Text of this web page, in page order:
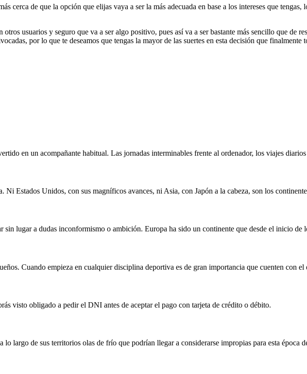
cerca de que la opción que elijas vaya a ser la más adecuada en base a los intereses que tengas,
usuarios y seguro que va a ser algo positivo, pues así va a ser bastante más sencillo que de
por lo que te deseamos que tengas la mayor de las suertes en esta decisión que
en un acompañante habitual. Las jornadas interminables frente al ordenador, los viajes
Estados Unidos, con sus magníficos avances, ni Asia, con Japón a la cabeza, son los
lugar a dudas inconformismo o ambición. Europa ha sido un continente que desde el inicio de
Cuando empieza en cualquier disciplina deportiva es de gran importancia que cuenten con
visto obligado a pedir el DNI antes de aceptar el pago con tarjeta de crédito o débito.
largo de sus territorios olas de frío que podrían llegar a considerarse impropias para esta época